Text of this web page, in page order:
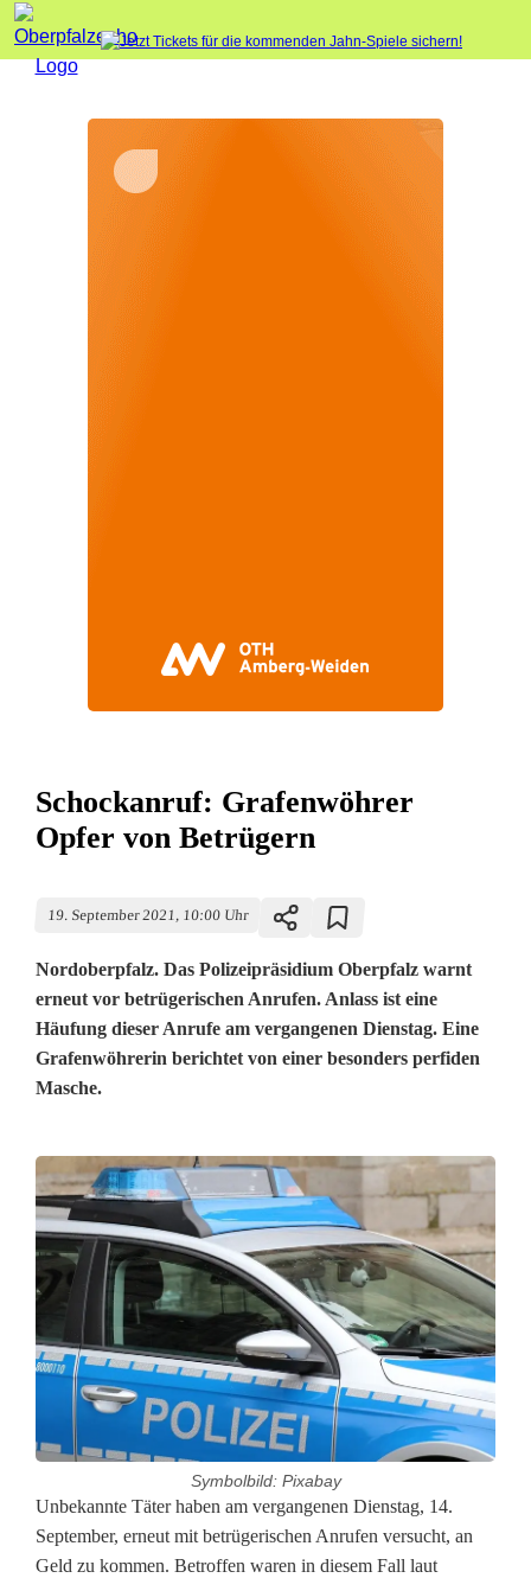
Schockanruf: Grafenwöhrer
Opfer von Betrügern
19. September 2021, 10:00 Uhr
Nordoberpfalz. Das Polizeipräsidium Oberpfalz warnt
erneut vor betrügerischen Anrufen. Anlass ist eine
Häufung dieser Anrufe am vergangenen Dienstag. Eine
Grafenwöhrerin berichtet von einer besonders perfiden
Masche.
Symbolbild: Pixabay
S
c
Unbekannte Täter haben am vergangenen Dienstag, 14.
September, erneut mit betrügerischen Anrufen versucht, an
Geld zu kommen. Betroffen waren in diesem Fall laut